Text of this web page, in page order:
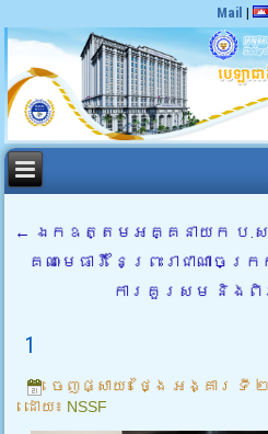
Mail |
← ឯកឧត្តមអគ្គនាយក ប.
គណៈមេធាវី នៃព្រះរាជាណា
ការគួរសម និងពិភ
1
ចេញផ្សាយ៖ ថ្ងៃ អង្គារ ទី
ដោយ៖ NSSF